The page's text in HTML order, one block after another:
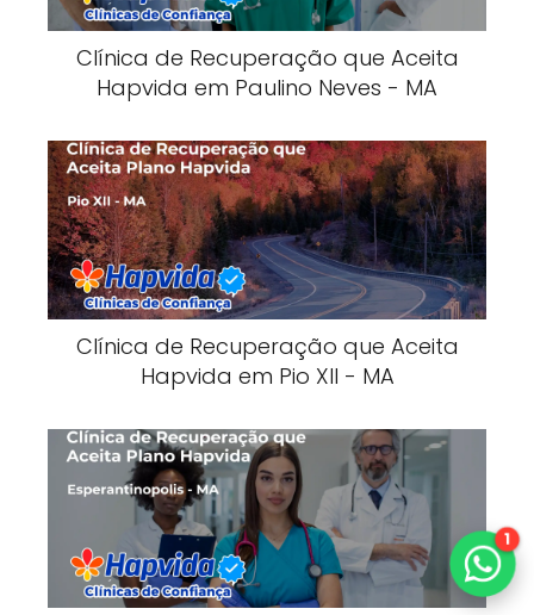
Clínica de Recuperação que Aceita
Hapvida em Paulino Neves - MA
Clínica de Recuperação que Aceita
Hapvida em Pio XII - MA
1